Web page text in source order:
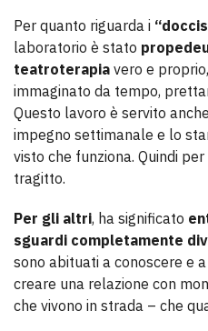
Per quanto riguarda i
laboratorio è stato
teatroterapia vero e
immaginato da tempo,
Questo lavoro è servito
impegno settimanale e lo
visto che funziona. Quindi
tragitto.
Per gli altri, ha significato
sguardi completamente
sono abituati a conoscere e
creare una relazione con
che vivono in strada – che